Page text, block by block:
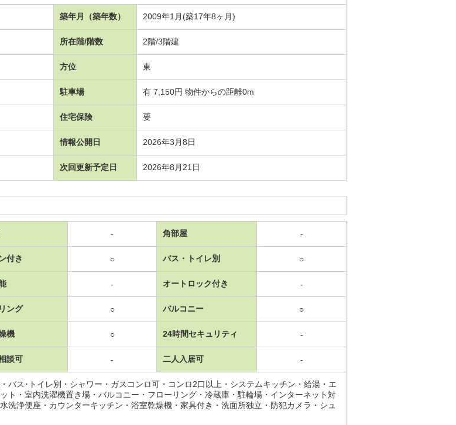
築年月（築年数） 2009年1月(築17年8ヶ月)
所在階/階数 2階/3階建
方位 東
駐車場 有 7,150円 物件からの距離0m
住宅保険 要
情報公開日 2026年3月8日
次回更新予定日 2026年8月21日
- 角部屋 -
付き ○ バス・トイレ別 ○
- オートロック付き -
ング ○ バルコニー ○
機 ○ 24時間セキュリティ -
談可 - 二人入居可 -
バス･トイレ別・シャワー・ガスコンロ可・コンロ2口以上・システムキッチン・給湯・エ
ト・室内洗濯機置き場・バルコニー・フローリング・冷蔵庫・駐輪場・インターネット対
洗浄便座・カウンターキッチン・浴室乾燥機・家具付き・洗面所独立・防犯カメラ・シュ